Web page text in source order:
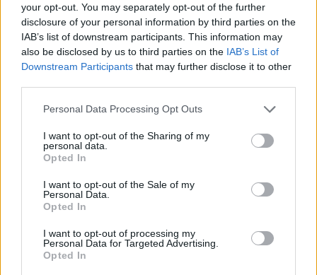
your opt-out. You may separately opt-out of the further
disclosure of your personal information by third parties on the
IAB’s list of downstream participants. This information may
also be disclosed by us to third parties on the IAB’s List of
Downstream Participants that may further disclose it to other
Personal Data Processing Opt Outs
I want to opt-out of the Sharing of my
personal data.
Opted In
I want to opt-out of the Sale of my
Personal Data.
Opted In
I want to opt-out of processing my
Personal Data for Targeted Advertising.
Opted In
7 Ουρανοί Επ.180 Τελευταίο